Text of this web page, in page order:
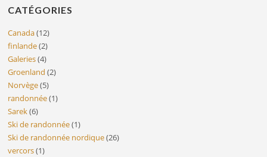
CATÉGORIES
Canada(12)
finlande(2)
Galeries(4)
Groenland (2)
Norvège(5)
randonnée(1)
Sarek(6)
Ski de randonnée(1)
Ski de randonnée nordique(26)
vercors(1)